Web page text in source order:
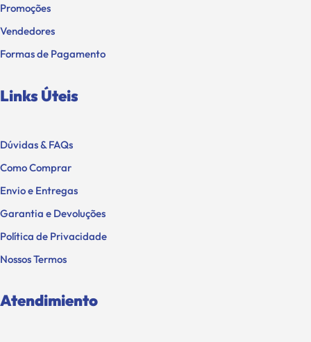
Promoções
Vendedores
Formas de Pagamento
Links Úteis
Dúvidas & FAQs
Como Comprar
Envio e Entregas
Garantia e Devoluções
Política de Privacidade
Nossos Termos
Atendimiento